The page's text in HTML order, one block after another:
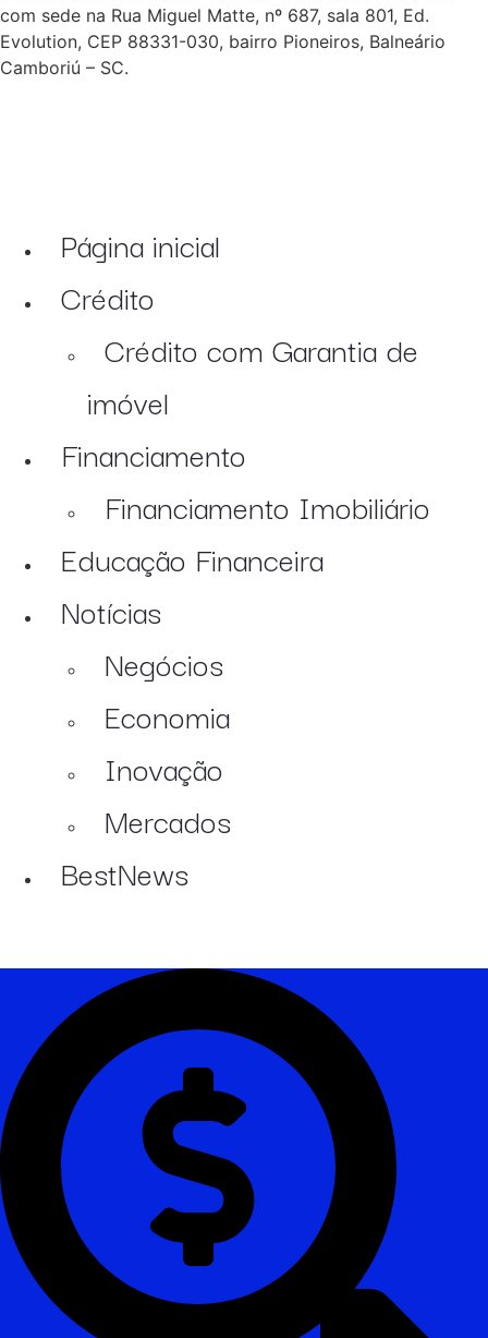
com sede na Rua Miguel Matte, nº 687, sala 801, Ed.
Evolution, CEP 88331-030, bairro Pioneiros, Balneário
Camboriú – SC.
Página inicial
Crédito
Crédito com Garantia de
imóvel
Financiamento
Financiamento Imobiliário
Educação Financeira
Notícias
Negócios
Economia
Inovação
Mercados
BestNews